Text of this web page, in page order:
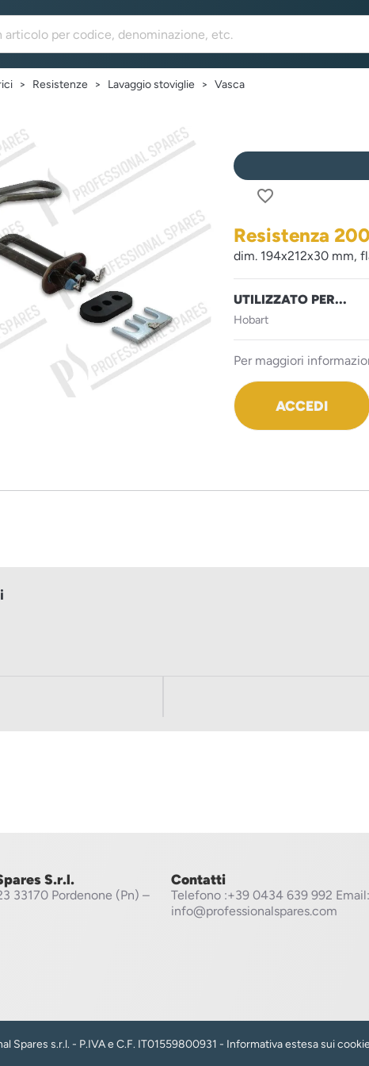
Resistenze Lavaggio stoviglie Vasca
favorite_border
Resistenza
dim. 194x212x30 mm,
UTILIZZATO PER...
Hobart
Per maggiori
ACCEDI
S.r.l.
33170 Pordenone (Pn) –
Contatti
Telefono :+39 0434 639 992 Email:
info@professionalspares.com
Spares s.r.l. - P.IVA e C.F. IT01559800931 - Informativa estesa sui cookie